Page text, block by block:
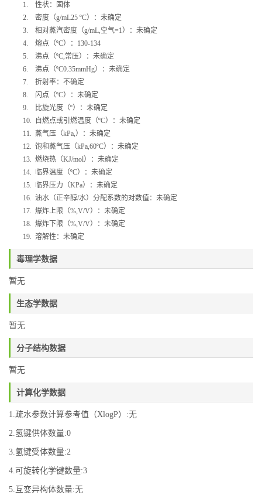
1.
性状：固体
2.
密度（g/mL25 ºC）：未确定
3.
相对蒸汽密度（g/mL,空气=1）：未确定
4.
熔点（ºC）： 130-134
5.
沸点（ºC,常压）：未确定
6.
沸点（ºC0.35mmHg）：未确定
7.
折射率：不确定
8.
闪点（ºC）：未确定
9.
比旋光度（º）：未确定
10.
自燃点或引燃温度（ºC）：未确定
11. 蒸气压（kPa,）：未确定
12. 饱和蒸气压（kPa,60ºC）：未确定
13. 燃烧热（KJ/mol）：未确定
14. 临界温度（ºC）：未确定
15. 临界压力（KPa）：未确定
16. 油水（正辛醇/水）分配系数的对数值：未确定
17. 爆炸上限（%,V/V）：未确定
18. 爆炸下限（%,V/V）：未确定
19. 溶解性：未确定
毒理学数据
暂无
生态学数据
暂无
分子结构数据
暂无
计算化学数据
1.疏水参数计算参考值（XlogP）:无
2.氢键供体数量:0
3.氢键受体数量:2
4.可旋转化学键数量:3
5.互变异构体数量:无